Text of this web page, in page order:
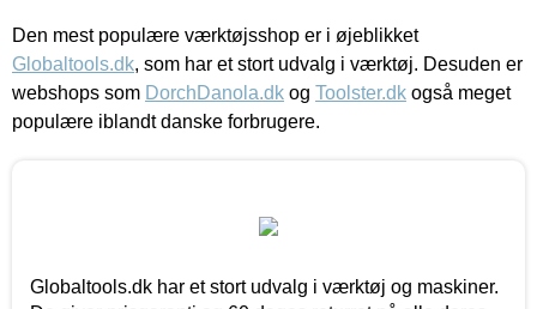
Den mest populære værktøjsshop er i øjeblikket
Globaltools.dk, som har et stort udvalg i værktøj. Desuden er
webshops som DorchDanola.dk og Toolster.dk også meget
populære iblandt danske forbrugere.
Globaltools.dk har et stort udvalg i værktøj og maskiner.